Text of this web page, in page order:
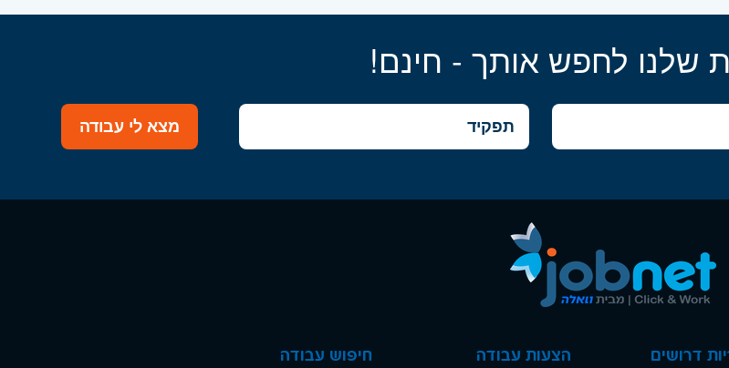
שלנו לחפש אותך - חינם!
מצא לי עבודה
דרושים הצעות עבודה חיפוש עבודה